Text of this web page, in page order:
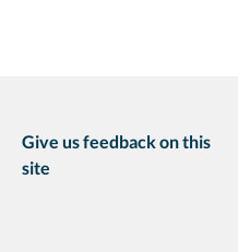
Give us feedback on this
site